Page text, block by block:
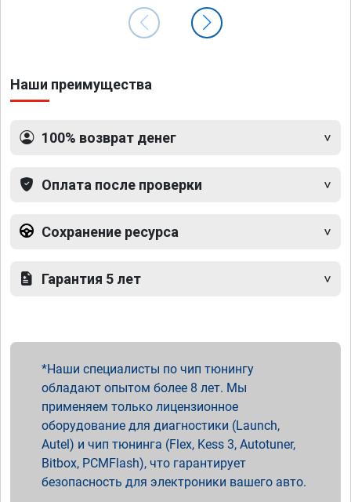
Наши преимущества
100% возврат денег
Оплата после проверки
Сохранение ресурса
Гарантия 5 лет
Наши специалисты по чип тюнингу
обладают опытом более 8 лет. Мы
применяем только лицензионное
оборудование для диагностики (Launch,
Autel) и чип тюнинга (Flex, Kess 3, Autotuner,
Bitbox, PCMFlash), что гарантирует
безопасность для электроники вашего авто.